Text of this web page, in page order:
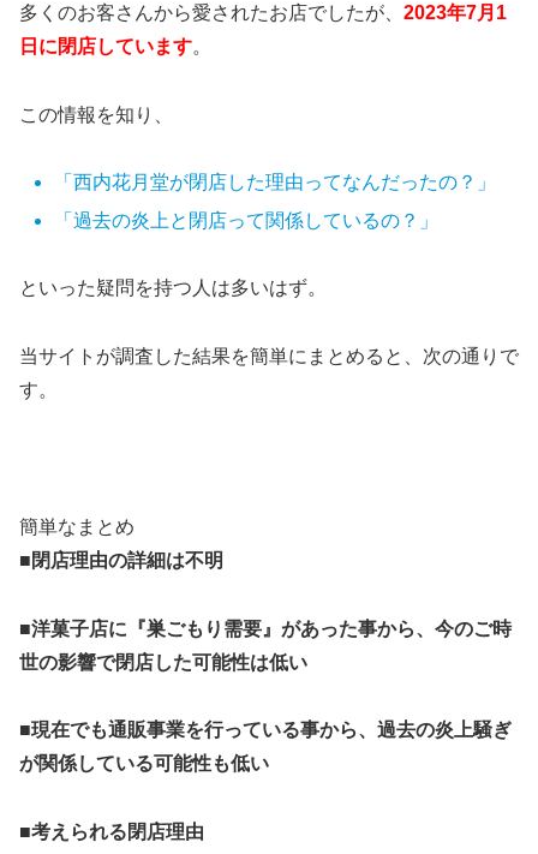
多くのお客さんから愛されたお店でしたが、 2023年7月1
日に閉店しています。
この情報を知り、
「西内花月堂が閉店した理由ってなんだったの？」
「過去の炎上と閉店って関係しているの？」
といった疑問を持つ人は多いはず。
当サイトが調査した結果を簡単にまとめると、次の通りで
す。
簡単なまとめ
■閉店理由の詳細は不明
■洋菓子店に『巣ごもり需要』があった事から、今のご時
世の影響で閉店した可能性は低い
■現在でも通販事業を行っている事から、過去の炎上騒ぎ
が関係している可能性も低い
■考えられる閉店理由